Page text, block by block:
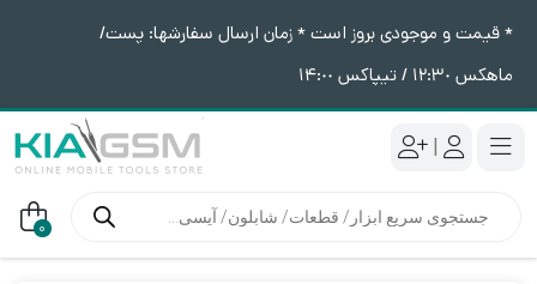
* قیمت و موجودی بروز است * زمان ارسال سفارشها: پست/
ماهکس ١٢:٣٠ / تیپاکس ١۴:٠٠
|
محصولات 0